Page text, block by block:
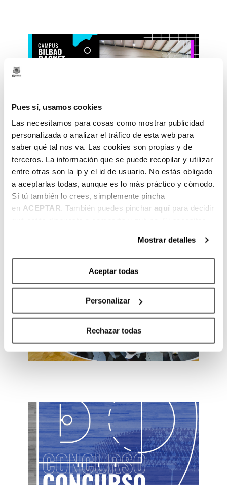
Pues sí, usamos cookies
Las necesitamos para cosas como mostrar publicidad
personalizada o analizar el tráfico de esta web para
saber qué tal nos va. Las cookies son propias y de
terceros. La información que se puede recopilar y utilizar
entre otras son la ip y el id de usuario. No estás obligado
a aceptarlas todas, aunque es lo más práctico y cómodo.
Sí tú también lo crees, simplemente pincha
en ACEPTAR. También puedes pinchar aquí para decidir
Mostrar detalles
Aceptar todas
Personalizar
Rechazar todas
6 de maiatza de 2022
Bilbao Basket
2022
29 de apirila de 2022
Bilbao Basket